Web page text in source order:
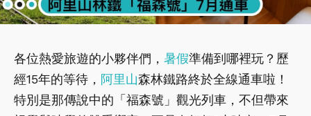
各位熱愛旅遊的小夥伴們， 暑假準備到哪裡玩？歷
經15年的等待， 阿里山森林鐵路終於全線通車啦！
特別是那傳說中的「福森號」觀光列車，不但帶來